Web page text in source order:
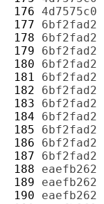
176 4d7575c0
177 6bf2fad2
178 6bf2fad2
179 6bf2fad2
180 6bf2fad2
181 6bf2fad2
182 6bf2fad2
183 6bf2fad2
184 6bf2fad2
185 6bf2fad2
186 6bf2fad2
187 6bf2fad2
188 eaefb262
189 eaefb262
190 eaefb262